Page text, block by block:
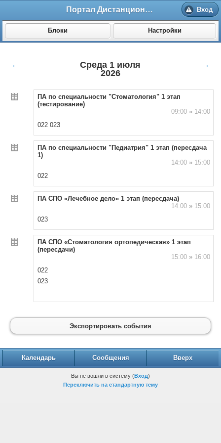
Портал Дистанционного обучения ВолгГМУ Вход
Блоки Настройки
←
Среда 1 июля
2026
→
ПА по специальности "Стоматология" 1 этап
(тестирование)
09:00 »14:00
022 023
ПА по специальности "Педиатрия" 1 этап (пересдача
1)
14:00 »15:00
022
ПА СПО «Лечебное дело» 1 этап (пересдача)
14:00 »15:00
023
ПА СПО «Стоматология ортопедическая» 1 этап
(пересдачи)
15:00 »16:00
022
023
Экспортировать события
Календарь Сообщения Вверх
Вы не вошли в систему (Вход)
Переключить на стандартную тему